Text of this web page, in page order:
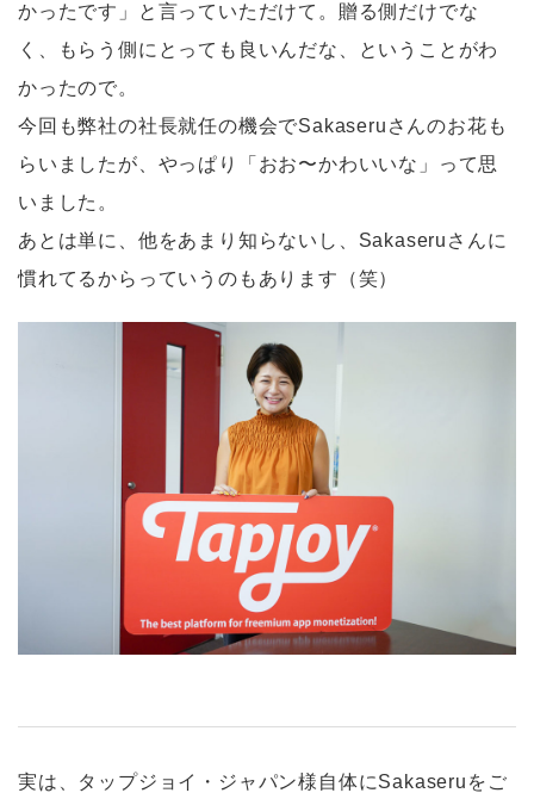
かったです」と言っていただけて。贈る側だけでな
く、もらう側にとっても良いんだな、ということがわ
かったので。
今回も弊社の社長就任の機会でSakaseruさんのお花も
らいましたが、やっぱり「おお〜かわいいな」って思
いました。
あとは単に、他をあまり知らないし、Sakaseruさんに
慣れてるからっていうのもあります（笑）
実は、タップジョイ・ジャパン様自体にSakaseruをご